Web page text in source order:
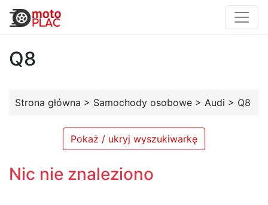
Q8
Strona główna > Samochody osobowe > Audi > Q8
Pokaż / ukryj wyszukiwarkę
Nic nie znaleziono